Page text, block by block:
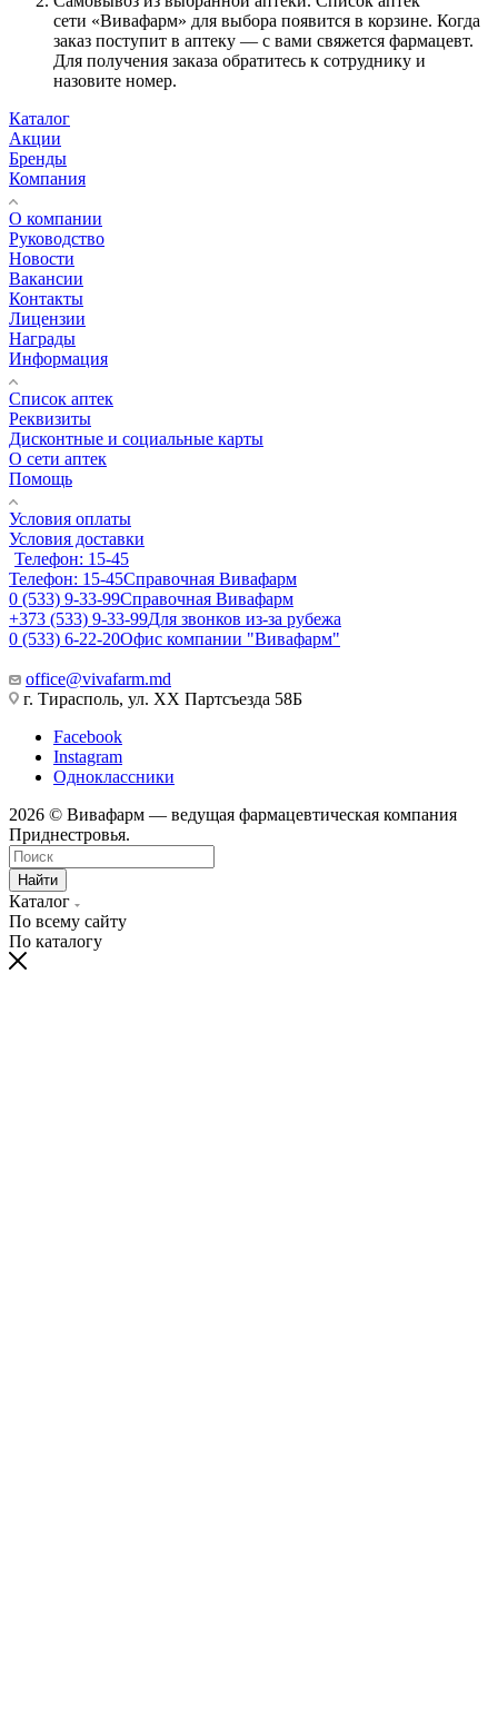
сети «Вивафарм» для выбора появится в корзине. Когда
заказ поступит в аптеку — с вами свяжется фармацевт.
Для получения заказа обратитесь к сотруднику и
назовите номер.
Каталог
Акции
Бренды
Компания
О компании
Руководство
Новости
Вакансии
Контакты
Лицензии
Награды
Информация
Список аптек
Реквизиты
Дисконтные и социальные карты
О сети аптек
Помощь
Условия оплаты
Условия доставки
Телефон: 15-45
Телефон: 15-45Справочная Вивафарм
0 (533) 9-33-99Справочная Вивафарм
+373 (533) 9-33-99Для звонков из-за рубежа
0 (533) 6-22-20Офис компании "Вивафарм"
office@vivafarm.md
г. Тирасполь, ул. ХХ Партсъезда 58Б
Facebook
Instagram
Одноклассники
2026 © Вивафарм — ведущая фармацевтическая компания
Приднестровья.
Найти
Каталог
По всему сайту
По каталогу